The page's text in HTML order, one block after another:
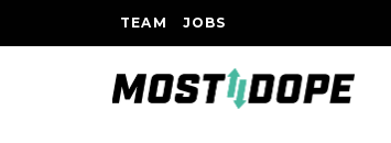
TEAM JOBS